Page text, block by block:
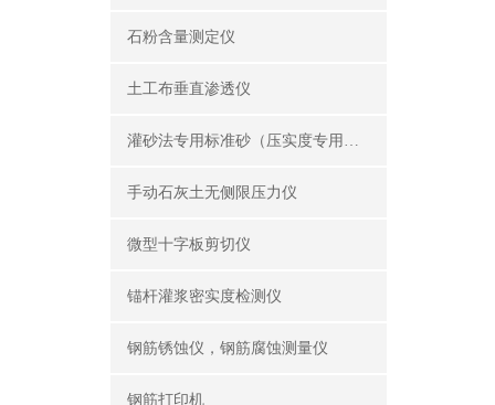
石粉含量测定仪
土工布垂直渗透仪
灌砂法专用标准砂（压实度专用砂）
手动石灰土无侧限压力仪
微型十字板剪切仪
锚杆灌浆密实度检测仪
钢筋锈蚀仪，钢筋腐蚀测量仪
钢筋打印机